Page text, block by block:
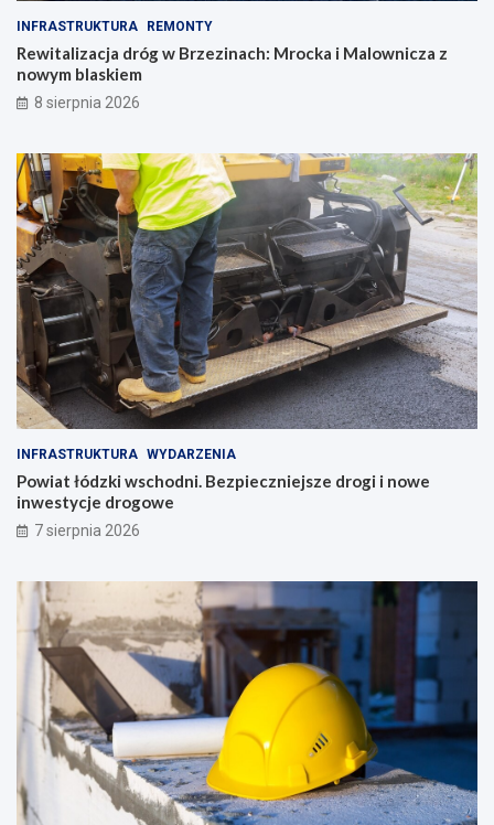
INFRASTRUKTURA REMONTY
Rewitalizacja dróg w Brzezinach: Mrocka i Malownicza z
nowym blaskiem
8 sierpnia 2026
INFRASTRUKTURA WYDARZENIA
Powiat łódzki wschodni. Bezpieczniejsze drogi i nowe
inwestycje drogowe
7 sierpnia 2026